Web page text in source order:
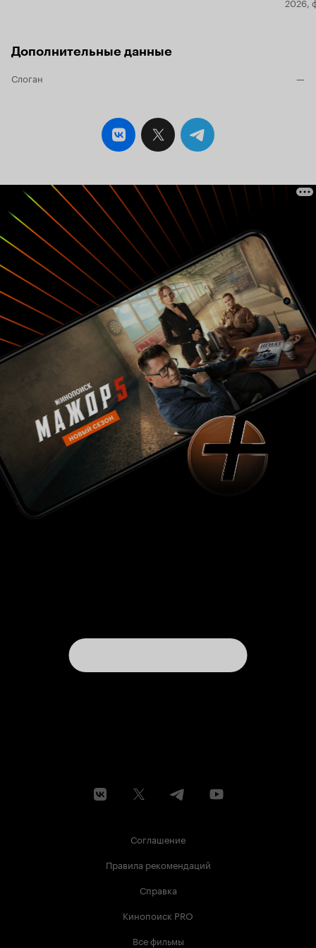
Дополнительные данные
Слоган —
Соглашение
Правила рекомендаций
Справка
Кинопоиск PRO
Все фильмы